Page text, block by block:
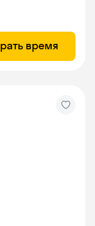
время